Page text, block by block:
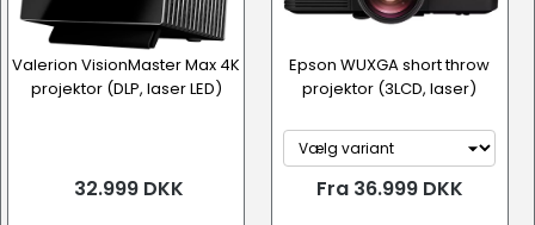
Valerion VisionMaster Max 4K
projektor (DLP, laser LED)
32.999 DKK
Epson WUXGA short throw
projektor (3LCD, laser)
Fra 36.999 DKK